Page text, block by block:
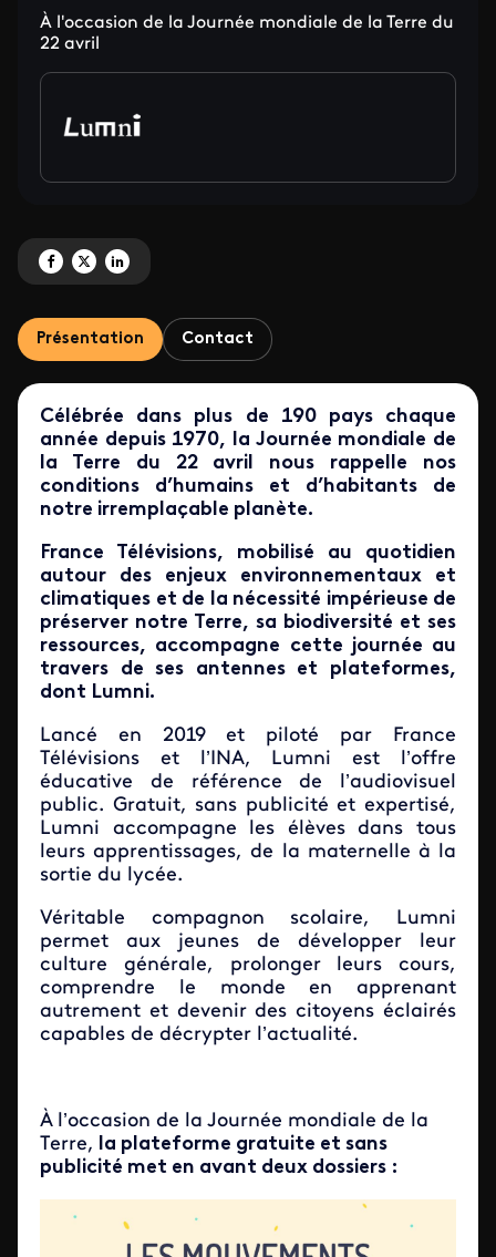
À l'occasion de la Journée mondiale de la Terre du
22 avril
Partagez 'La Terre : une sélection de ressources sur Lumni' sur Facebook
Partagez 'La Terre : une sélection de ressources sur Lumni' sur X
Partagez 'La Terre : une sélection de ressources sur Lumni' sur
Présentation Contact
Célébrée dans plus de 190 pays chaque
année depuis 1970, la Journée mondiale de
la Terre du 22 avril nous rappelle nos
conditions d’humains et d’habitants de
notre irremplaçable planète.
France Télévisions, mobilisé au quotidien
autour des enjeux environnementaux et
climatiques et de la nécessité impérieuse de
préserver notre Terre, sa biodiversité et ses
ressources, accompagne cette journée au
travers de ses antennes et plateformes,
dont Lumni.
Lancé en 2019 et piloté par France
Télévisions et l’INA, Lumni est l’offre
éducative de référence de l’audiovisuel
public. Gratuit, sans publicité et expertisé,
Lumni accompagne les élèves dans tous
leurs apprentissages, de la maternelle à la
sortie du lycée.
Véritable compagnon scolaire, Lumni
permet aux jeunes de développer leur
culture générale, prolonger leurs cours,
comprendre le monde en apprenant
autrement et devenir des citoyens éclairés
capables de décrypter l’actualité.
À l’occasion de la Journée mondiale de la
Terre, la plateforme gratuite et sans
publicité met en avant deux dossiers :